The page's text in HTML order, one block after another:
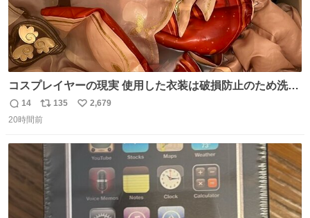
コスプレイヤーの現実 使用した衣装は破損防止のため洗濯
機に入れられないので、大体こんな感じで浸け置きした後
に手洗い…
返
信
14
リ
ポ
ト
数
135
い
2,679
20時間前